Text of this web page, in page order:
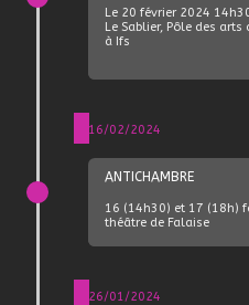
Le 20 février 2024
Le Sablier, Pôle des
à Ifs
16/02/2024
ANTICHAMBRE
16 (14h30) et 17 (18h)
théâtre de Falaise
26/01/2024